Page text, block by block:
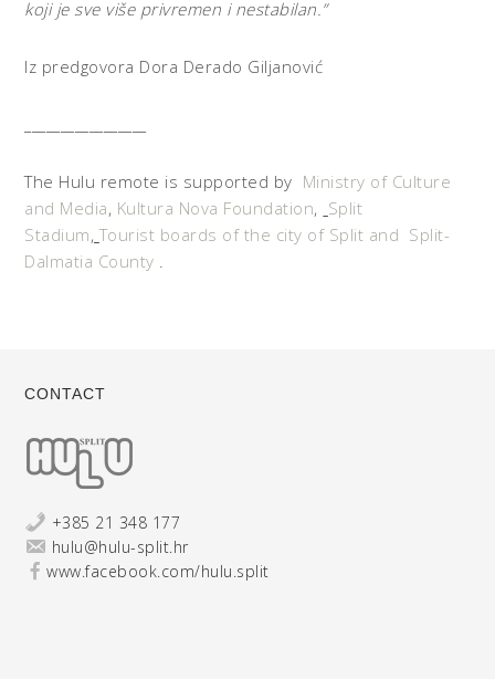
koji je sve više privremen i nestabilan.”
Iz predgovora Dora Derado Giljanović
The Hulu remote is supported by Ministry of Culture
and Media, Kultura Nova Foundation, Split
Stadium,Tourist boards of the city of Split and Split-
Dalmatia County
CONTACT
+385 21 348 177
hulu@hulu-split.hr
www.facebook.com/hulu.split